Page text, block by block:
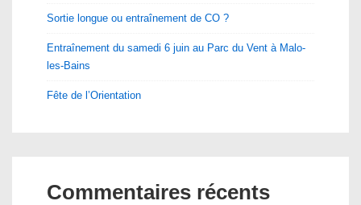
Sortie longue ou entraînement de CO ?
Entraînement du samedi 6 juin au Parc du Vent à Malo-
les-Bains
Fête de l’Orientation
Commentaires récents